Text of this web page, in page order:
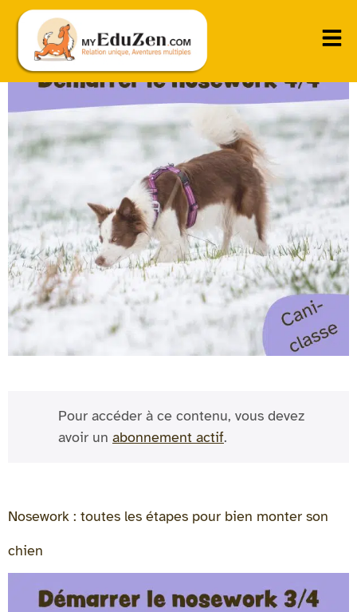
Nosework : aller plus loin – jusqu’en concours
Pour accéder à ce contenu, vous devez
avoir un abonnement actif.
Nosework : toutes les étapes pour bien monter son
chien